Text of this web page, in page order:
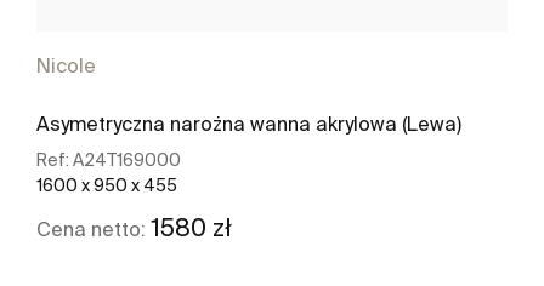
Nicole
Asymetryczna narożna wanna akrylowa (Lewa)
Ref: A24T169000
1600 x 950 x 455
Cena netto: 1580 zł